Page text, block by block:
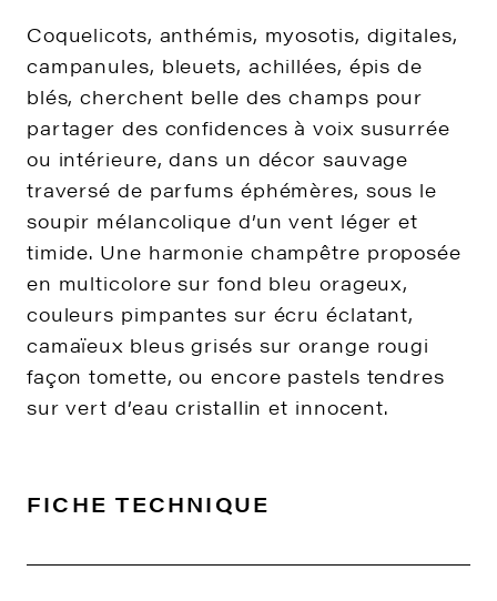
Coquelicots, anthémis, myosotis, digitales,
campanules, bleuets, achillées, épis de
blés, cherchent belle des champs pour
partager des confidences à voix susurrée
ou intérieure, dans un décor sauvage
traversé de parfums éphémères, sous le
soupir mélancolique d’un vent léger et
timide. Une harmonie champêtre proposée
en multicolore sur fond bleu orageux,
couleurs pimpantes sur écru éclatant,
camaïeux bleus grisés sur orange rougi
façon tomette, ou encore pastels tendres
sur vert d’eau cristallin et innocent.
FICHE TECHNIQUE